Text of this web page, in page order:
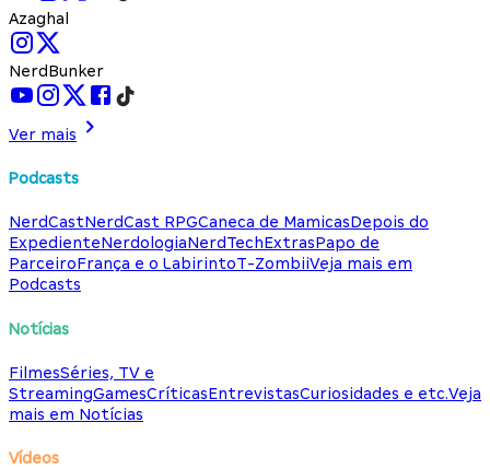
Azaghal
NerdBunker
Ver mais
Podcasts
NerdCastNerdCast RPGCaneca de MamicasDepois do
ExpedienteNerdologiaNerdTechExtrasPapo de
ParceiroFrança e o LabirintoT-ZombiiVeja mais em
Podcasts
Notícias
FilmesSéries, TV e
StreamingGamesCríticasEntrevistasCuriosidades e etc.Veja
mais em Notícias
Vídeos